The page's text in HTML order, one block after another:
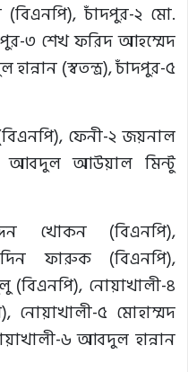
চাঁদপুর-২ মো.
৩ শেখ ফরিদ আহম্মেদ
(স্বতন্ত্র), চাঁদপুর-৫
ফেনী-২ জয়নাল
আবদুল আউয়াল মিন্টু
খোকন (বিএনপি),
ফারুক (বিএনপি),
(বিএনপি), নোয়াখালী-৪
নোয়াখালী-৫ মোহাম্মদ
৬ আবদুল হান্নান